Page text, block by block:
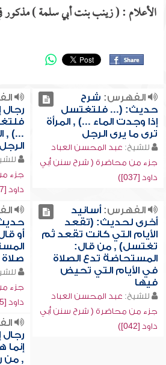
الأعلام : ( زينب بنت أبي سلمة ) مذكور
الفهرس: شرح
حديث: (... فلتغتسل
إذا وجدت الماء ...) , المرأة
ترى ما يرى الرجل
للشيخ: عبد المحسن العباد
جزء من محاضرة ( شرح سنن أبي
داود [037])
...) ,
الرجل
جزء
داود [037])
الفهرس:أسانيد
أخرى لحديث: (تقعد
الأيام التي كانت تقعد ثم
تغتسل) , من قال:
المستحاضة تدع الصلاة
في الأيام التي تحيض
فيها
للشيخ: عبد المحسن العباد
جزء من محاضرة ( شرح سنن أبي
داود [042])
أو
صلاة
جزء
داود [045])
إنما
, من